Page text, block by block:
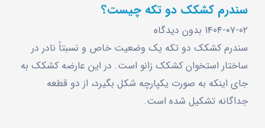
سندرم کشکک دو تکه چیست؟
۱۴۰۴-۰۷-۰۲ بدون دیدگاه
سندرم کشکک دو تکه یک وضعیت خاص و نسبتاً نادر در
ساختار استخوان کشکک زانو است. در این عارضه کشکک به
‌جای اینکه به ‌صورت یکپارچه شکل بگیرد، از دو قطعه
جداگانه تشکیل شده است.